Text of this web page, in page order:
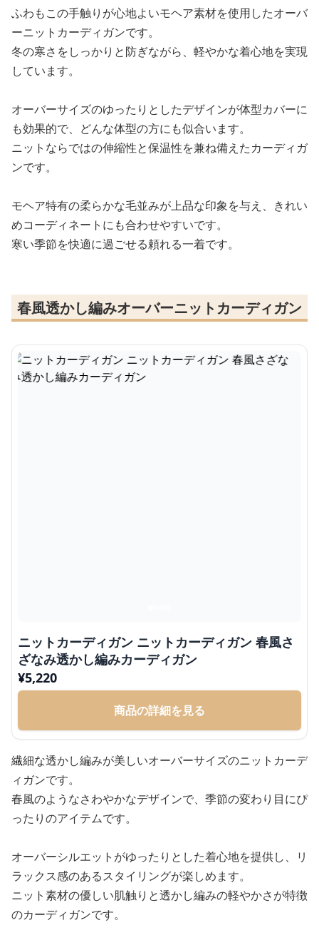
ふわもこの手触りが心地よいモヘア素材を使用したオーバ
ーニットカーディガンです。
冬の寒さをしっかりと防ぎながら、軽やかな着心地を実現
しています。
オーバーサイズのゆったりとしたデザインが体型カバーに
も効果的で、どんな体型の方にも似合います。
ニットならではの伸縮性と保温性を兼ね備えたカーディガ
ンです。
モヘア特有の柔らかな毛並みが上品な印象を与え、きれい
めコーディネートにも合わせやすいです。
寒い季節を快適に過ごせる頼れる一着です。
春風透かし編みオーバーニットカーディガン
ニットカーディガン ニットカーディガン 春風さ
ざなみ透かし編みカーディガン
¥5,220
商品の詳細を見る
繊細な透かし編みが美しいオーバーサイズのニットカーデ
ィガンです。
春風のようなさわやかなデザインで、季節の変わり目にぴ
ったりのアイテムです。
オーバーシルエットがゆったりとした着心地を提供し、リ
ラックス感のあるスタイリングが楽しめます。
ニット素材の優しい肌触りと透かし編みの軽やかさが特徴
のカーディガンです。